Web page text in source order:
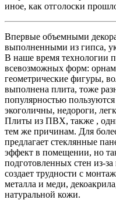
иное, как отголоски
Впервые объемными
выполненными из гипса,
В наше время технологии
всевозможных форм:
геометрические фигуры,
выполнена плита, тоже
популярностью
экоголичны, недороги,
Плиты из ПВХ, также ,
тем же причинам. Для
предлагает стеклянные
эффект в помещении, но
подготовленных стен из-
создает трудности с
металла и меди,
натуральной кожи.